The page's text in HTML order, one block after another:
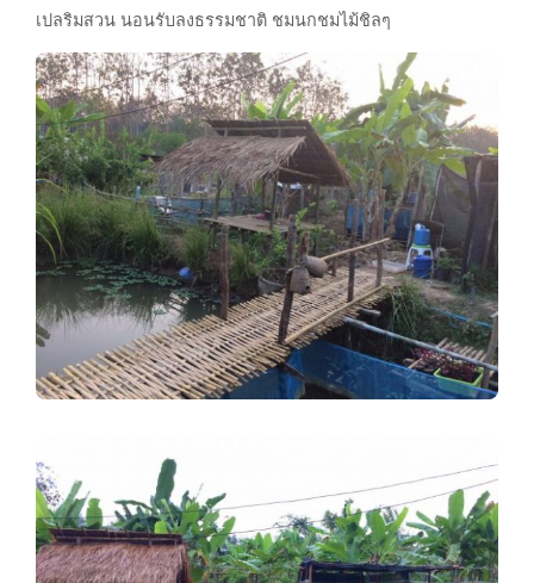
เปลริมสวน นอนรับลงธรรมชาติ ชมนกชมไม้ชิลๆ